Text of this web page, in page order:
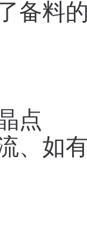
备料
点
、如